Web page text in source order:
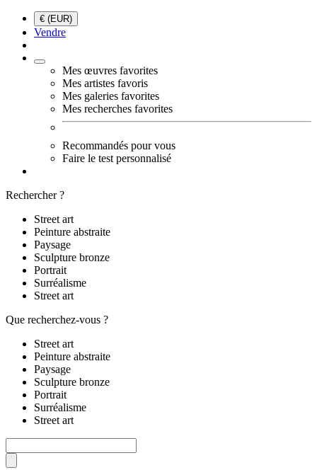
€ (EUR)
Vendre
Mes œuvres favorites
Mes artistes favoris
Mes galeries favorites
Mes recherches favorites
Recommandés pour vous
Faire le test personnalisé
Rechercher ?
Street art
Peinture abstraite
Paysage
Sculpture bronze
Portrait
Surréalisme
Street art
Que recherchez-vous ?
Street art
Peinture abstraite
Paysage
Sculpture bronze
Portrait
Surréalisme
Street art